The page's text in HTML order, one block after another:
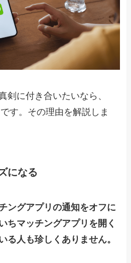
剣に付き合いたいなら、
す。その理由を解説しま
になる
ングアプリの通知をオフに
ちマッチングアプリを開く
る人も珍しくありません。